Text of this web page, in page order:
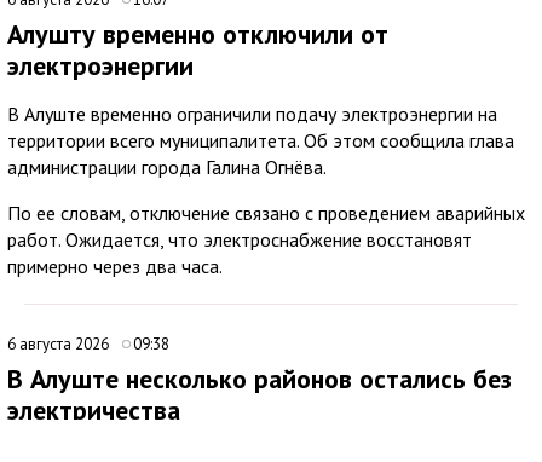
Алушту временно отключили от
электроэнергии
В Алуште временно ограничили подачу электроэнергии на
территории всего муниципалитета. Об этом сообщила глава
администрации города Галина Огнёва.
По ее словам, отключение связано с проведением аварийных
работ. Ожидается, что электроснабжение восстановят
примерно через два часа.
6 августа 2026 09:38
В Алуште несколько районов остались без
электричества